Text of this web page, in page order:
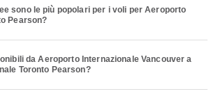
sono le più popolari per i voli per Aeroporto
Pearson?
da Aeroporto Internazionale Vancouver a
Toronto Pearson?